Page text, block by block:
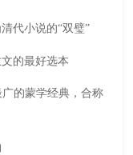
代小说的“双璧”
的最好选本
广的蒙学经典，合称